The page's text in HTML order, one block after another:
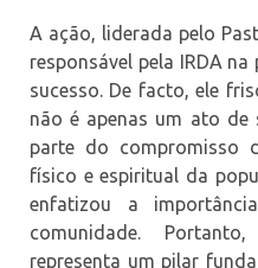
A ação, liderada pelo
responsável pela IRDA
sucesso. De facto, ele
não é apenas um ato de
parte do compromisso
físico e espiritual da
enfatizou a
comunidade.
representa um pilar